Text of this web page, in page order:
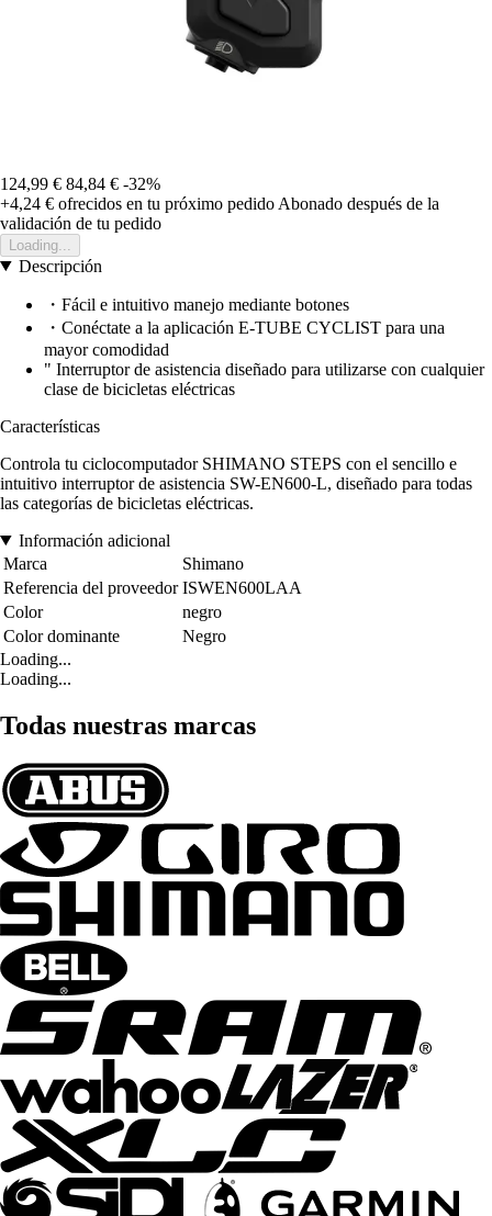
124,99 € 84,84 € -32%
+4,24 € ofrecidos en tu próximo pedido Abonado después de la
validación de tu pedido
Loading...
Descripción
・Fácil e intuitivo manejo mediante botones
・Conéctate a la aplicación E-TUBE CYCLIST para una
mayor comodidad
" Interruptor de asistencia diseñado para utilizarse con cualquier
clase de bicicletas eléctricas
Características
Controla tu ciclocomputador SHIMANO STEPS con el sencillo e
intuitivo interruptor de asistencia SW-EN600-L, diseñado para todas
las categorías de bicicletas eléctricas.
Información adicional
Marca
Shimano
Referencia del proveedor ISWEN600LAA
Color
negro
Color dominante
Negro
Loading...
Loading...
Todas nuestras marcas